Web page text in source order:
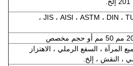
JIS ، AISI ، ASTM ، DIN ، TUV ، BV ، SUS ،
المرآة ، السفع الرملي ، الاهتزاز
، النقش ، إلخ.